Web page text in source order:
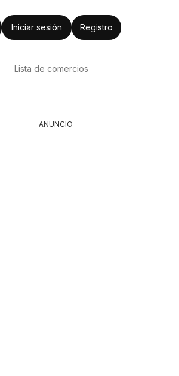
Iniciar sesión Registro
Lista de comercios
ANUNCIO